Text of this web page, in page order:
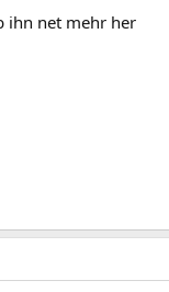
ihn net mehr her